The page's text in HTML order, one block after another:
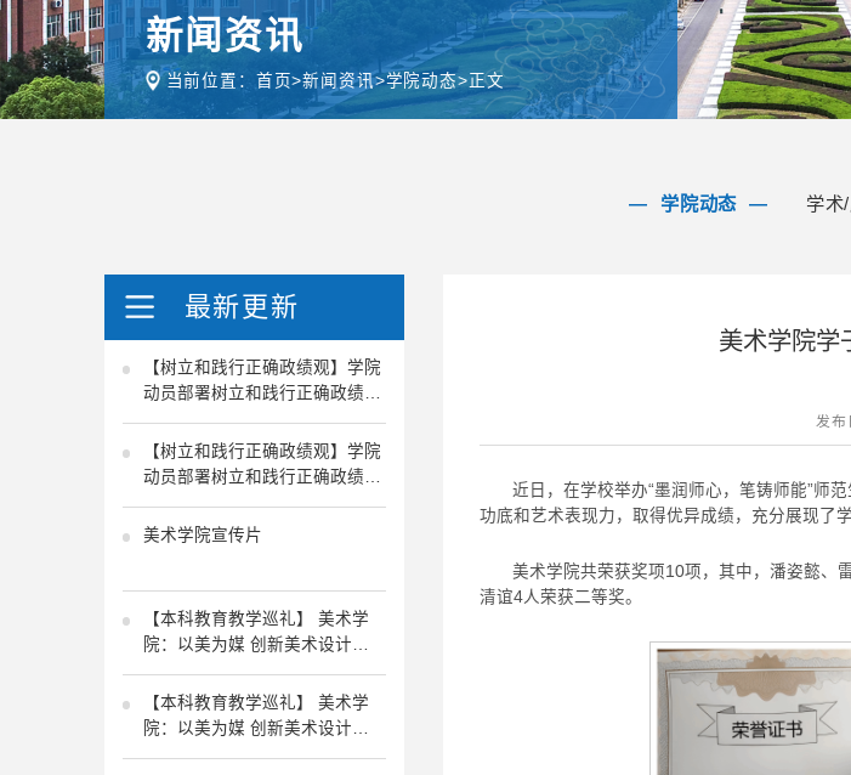
新闻资讯
当前位置： 首页>新闻资讯>学院动态>正文
学院动态 学术
最新更新
【树立和践行正确政绩观】学院
动员部署树立和践行正确政绩观
学习教育工作
【树立和践行正确政绩观】学院
动员部署树立和践行正确政绩观
学习教育工作
美术学院宣传片
【本科教育教学巡礼】 美术学
院：以美为媒 创新美术设计
“444”人才培养
【本科教育教学巡礼】 美术学
院：以美为媒 创新美术设计
“444”人才培养
美术学院学
发
近日，在学校举办“墨润师心，笔铸师能”师
功底和艺术表现力，取得优异成绩，充分展现了
美术学院共荣获奖项10项，其中，潘姿懿、
清谊4人荣获二等奖。